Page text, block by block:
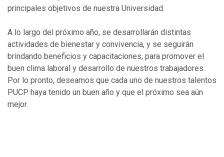
principales objetivos de nuestra Universidad.
A lo largo del próximo año, se desarrollarán distintas
actividades de bienestar y convivencia, y se seguirán
brindando beneficios y capacitaciones, para promover el
buen clima laboral y desarrollo de nuestros trabajadores.
Por lo pronto, deseamos que cada uno de nuestros talentos
PUCP haya tenido un buen año y que el próximo sea aún
mejor.